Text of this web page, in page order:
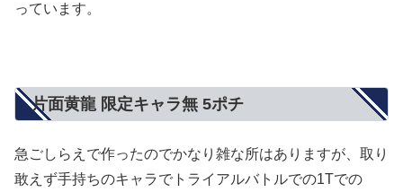
っています。
片面黄龍 限定キャラ無 5ポチ
急ごしらえで作ったのでかなり雑な所はありますが、取り
敢えず手持ちのキャラでトライアルバトルでの1Tでの